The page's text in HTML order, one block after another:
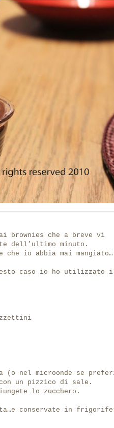
brownies che a breve vi
dell’ultimo minuto.
che io abbia mai
caso io ho utilizzato
(o nel microonde se
un pizzico di sale.
lo zucchero.
conservate in